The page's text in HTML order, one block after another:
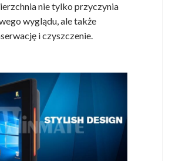
nie tylko przyczynia
wyglądu, ale także
i czyszczenie.